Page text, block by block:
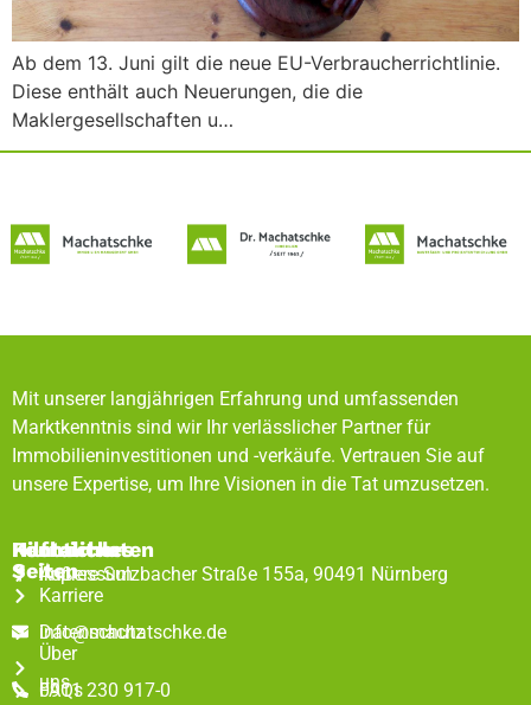
Ab dem 13. Juni gilt die neue EU-Verbraucherrichtlinie.
Diese enthält auch Neuerungen, die die
Maklergesellschaften u…
Mit unserer langjährigen Erfahrung und umfassenden
Marktkenntnis sind wir Ihr verlässlicher Partner für
Immobilieninvestitionen und -verkäufe. Vertrauen Sie auf
unsere Expertise, um Ihre Visionen in die Tat umzusetzen.
Rechtliches
Impressum
Datenschutz
FAQs
Hilfreiche
Seiten
Karriere
Über
uns
Kontaktdaten
Äußere Sulzbacher Straße 155a, 90491 Nürnberg
info@machatschke.de
0911 230 917-0